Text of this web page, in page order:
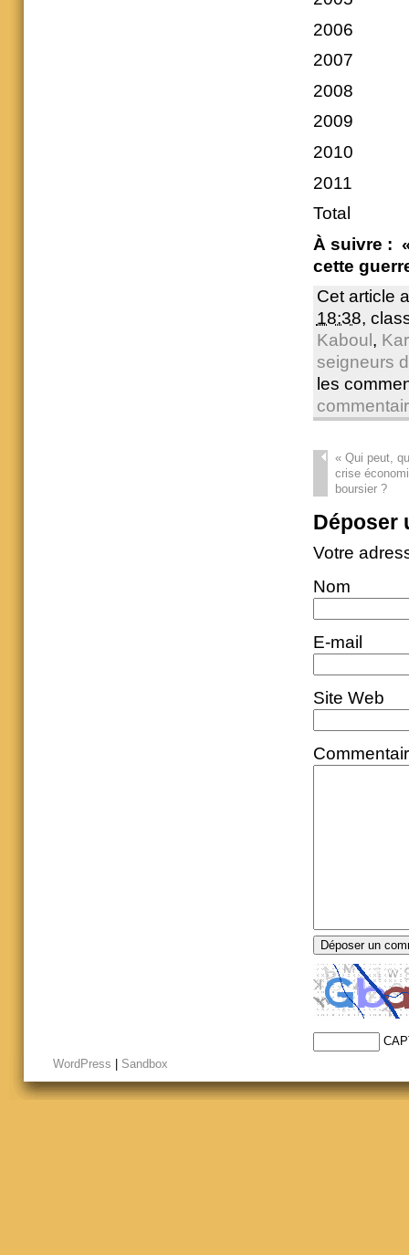
À suivre :
cette
Cet article
18:38,
Kaboul ,
seigneurs
les
«Qui peut,
crise
boursier ?
Déposer
Votre
Nom
E-mail
Site Web
WordPress
Sandbox